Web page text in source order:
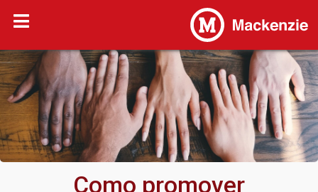
Como promover